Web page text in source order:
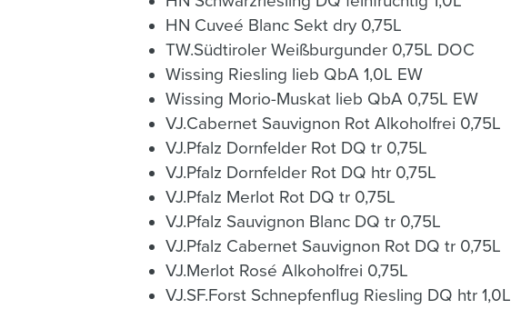
HN Cuveé Blanc Sekt dry 0,75L
TW.Südtiroler Weißburgunder 0,75L DOC
Wissing Riesling lieb QbA 1,0L EW
Wissing Morio-Muskat lieb QbA 0,75L EW
VJ.Cabernet Sauvignon Rot Alkoholfrei 0,75L
VJ.Pfalz Dornfelder Rot DQ tr 0,75L
VJ.Pfalz Dornfelder Rot DQ htr 0,75L
VJ.Pfalz Merlot Rot DQ tr 0,75L
VJ.Pfalz Sauvignon Blanc DQ tr 0,75L
VJ.Pfalz Cabernet Sauvignon Rot DQ tr 0,75L
VJ.Merlot Rosé Alkoholfrei 0,75L
VJ.SF.Forst Schnepfenflug Riesling DQ htr 1,0L